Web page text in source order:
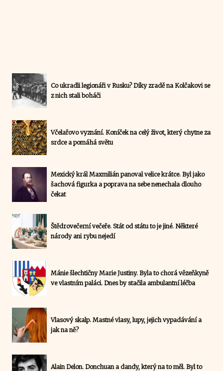
Co ukradli legionáři v Rusku? Díky zradě na Kolčakovi se
z nich stali boháči
Včelařovo vyznání. Koníček na celý život, který chytne za
srdce a pomáhá světu
Mexický král Maxmilián panoval velice krátce. Byl jako
šachová figurka a poprava na sebe nenechala dlouho
čekat
Štědrovečerní večeře. Stát od státu to je jiné. Některé
národy ani rybu nejedí
Mánie šlechtičny Marie Justiny. Byla to chorá vězeňkyně
ve vlastním paláci. Dnes by stačila ambulantní léčba
Vlasový skalp. Mastné vlasy, lupy, jejich vypadávání a
jak na ně?
Alain Delon. Donchuan a dandy, který na to měl. Byl to